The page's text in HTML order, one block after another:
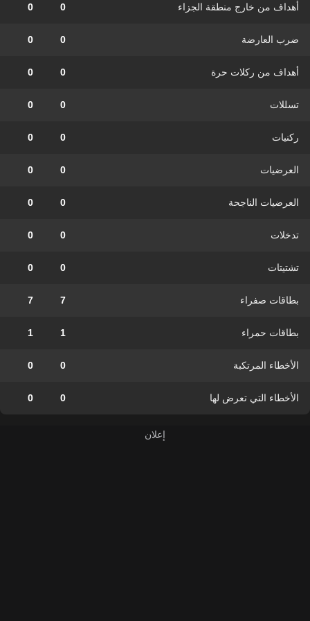
أهداف من خارج منطقة الجزاء 0
0
ضرب العارضة 0
0
أهداف من ركلات حرة 0
0
تسللات 0
0
ركنيات 0
0
العرضيات 0
0
العرضيات الناجحة 0
0
تدخلات 0
0
تشتيتات 0
0
بطاقات صفراء 7
7
بطاقات حمراء 1
1
الأخطاء المرتكبة 0
0
الأخطاء التي تعرض لها 0
0